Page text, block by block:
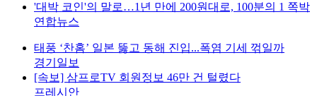
'대박 코인'의 말로…1년 만에 200원대로, 100분의 1 쪽박
연합뉴스
태풍 ‘찬홈’ 일본 뚫고 동해 진입...폭염 기세 꺾일까
경기일보
[속보] 삼프로TV 회원정보 46만 건 털렸다
프레시안